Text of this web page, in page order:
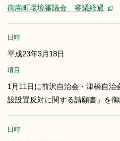
御嵩町環境審議会 審議経過
日時
平成23年3月18日
項目
1月11日に前沢自治会・津橋自
設設置反対に関する請願書」を
日時